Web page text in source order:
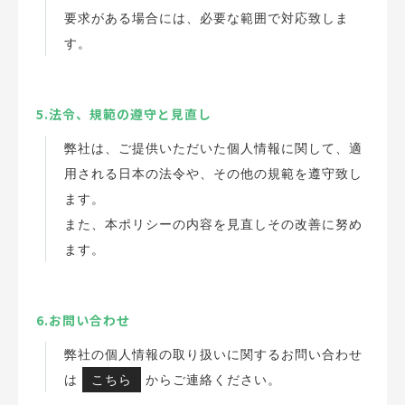
要求がある場合には、必要な範囲で対応致しま
す。
5.法令、規範の遵守と見直し
弊社は、ご提供いただいた個人情報に関して、適
用される日本の法令や、その他の規範を遵守致し
ます。
また、本ポリシーの内容を見直しその改善に努め
ます。
6.お問い合わせ
弊社の個人情報の取り扱いに関するお問い合わせ
は
こちら からご連絡ください。